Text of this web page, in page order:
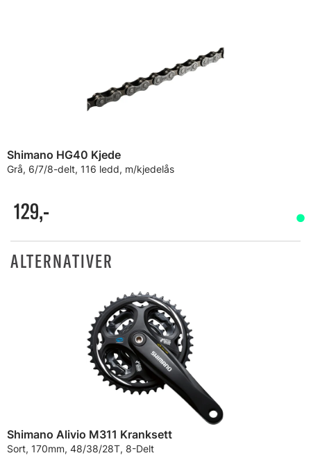
Shimano HG40 Kjede
Grå, 6/7/8-delt, 116 ledd, m/kjedelås
129,-
ALTERNATIVER
Shimano Alivio M311 Kranksett
Sort, 170mm, 48/38/28T, 8-Delt